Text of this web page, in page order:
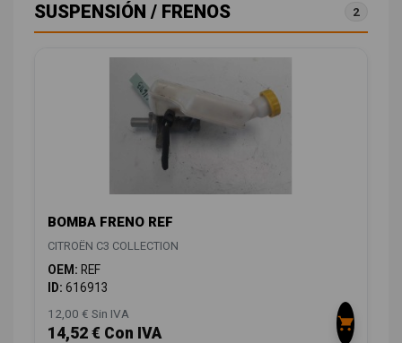
SUSPENSIÓN / FRENOS 2
BOMBA FRENO REF
CITROËN C3 COLLECTION
OEM: REF
ID: 616913
12,00 € Sin IVA
14,52 € Con IVA